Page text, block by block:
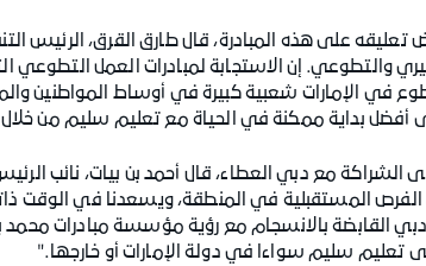
على هذه المبادرة، قال طارق القرق، الرئيس
والتطوعي. إن الاستجابة لمبادرات العمل
في الإمارات شعبية كبيرة في أوساط المواطنين
أفضل بداية ممكنة في الحياة مع تعليم سليم من خلال
الشراكة مع دبي العطاء، قال أحمد بن بيات، نائب
المستقبلية في المنطقة، ويسعدنا في الوقت
القابضة بالانسجام مع رؤية مؤسسة مبادرات محمد
تعليم سليم سواءا في دولة الإمارات أو خارجها."